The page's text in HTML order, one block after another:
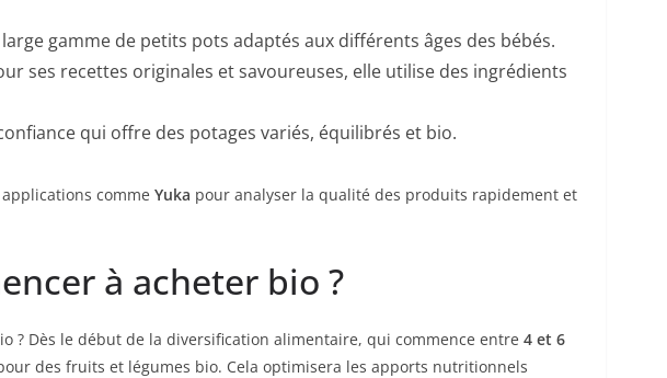
gamme de petits pots adaptés aux différents âges des bébés.
ses recettes originales et savoureuses, elle utilise des ingrédients
qui offre des potages variés, équilibrés et bio.
comme Yuka pour analyser la qualité des produits rapidement et
à acheter bio ?
? Dès le début de la diversification alimentaire, qui commence entre 4 et 6
des fruits et légumes bio. Cela optimisera les apports nutritionnels